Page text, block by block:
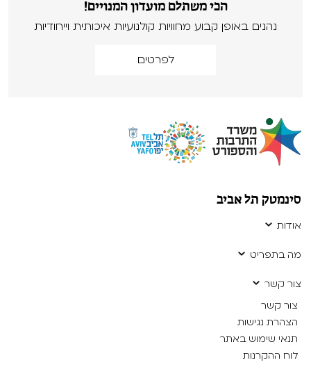
הכי משתלם מועדון המנויים!
נהנים באופן קבוע מחוויות קולנועיות איכותית וייחודיות
לפרטים
סינמטק תל אביב
אודות
מה בתפריט
צור קשר
צור קשר
הצהרת נגישות
תנאי שימוש באתר
לוח ההקרנות